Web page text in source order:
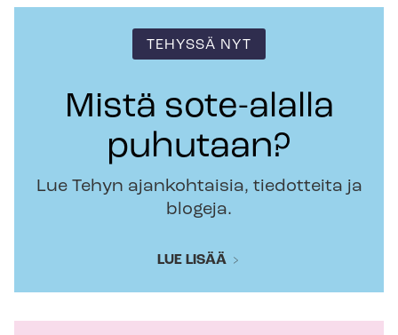
TEHYSSÄ NYT
Mistä sote-alalla
puhutaan?
Lue Tehyn ajankohtaisia, tiedotteita ja
blogeja.
LUE LISÄÄ